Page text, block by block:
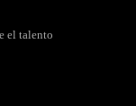
el talento